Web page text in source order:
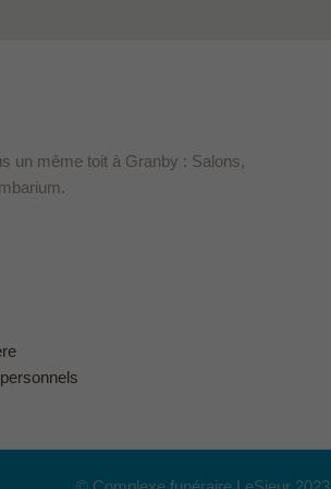
un même toit à Granby : Salons,